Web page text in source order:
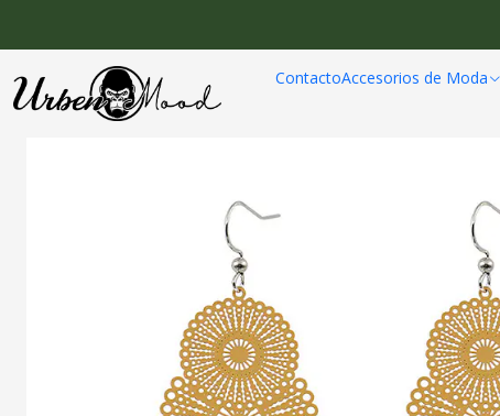
ContactoAccesorios de Moda